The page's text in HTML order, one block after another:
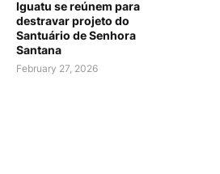
Iguatu se reúnem para
destravar projeto do
Santuário de Senhora
Santana
February 27, 2026